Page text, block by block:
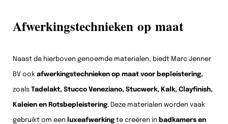
Afwerkingstechnieken op maat
Naast de hierboven genoemde materialen, biedt Marc Jenner
BV ook afwerkingstechnieken op maat voor bepleistering,
zoals Tadelakt, Stucco Veneziano, Stucwerk, Kalk, Clayfinish,
Kaleien en Rotsbepleistering. Deze materialen worden vaak
gebruikt om een luxeafwerking te creëren in badkamers en